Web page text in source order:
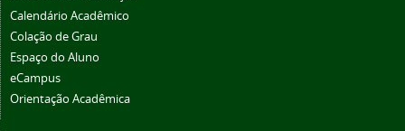
Calendário Acadêmico
Colação de Grau
Espaço do Aluno
eCampus
Orientação Acadêmica